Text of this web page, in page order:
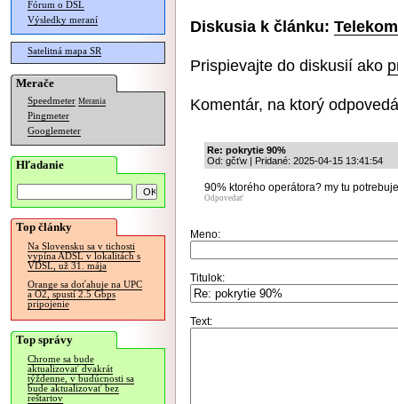
Fórum o DSL
Výsledky meraní
Satelitná mapa SR
Merače
Speedmeter Merania
Pingmeter
Googlemeter
Hľadanie
Top články
Na Slovensku sa v tichosti
vypína ADSL v lokalitách s
VDSL, už 31. mája
Orange sa doťahuje na UPC
a O2, spustí 2.5 Gbps
pripojenie
Top správy
Chrome sa bude
aktualizovať dvakrát
týždenne, v budúcnosti sa
bude aktualizovať bez
reštartov
Diskusia k článku:
Prispievajte do diskusií ako
Komentár, na ktorý
Re: pokrytie 90%
Od: gčťw | Pridané: 2025-04-15 13:41:54
90% ktorého operátora? my tu
Odpovedať
Meno:
Titulok:
Text: